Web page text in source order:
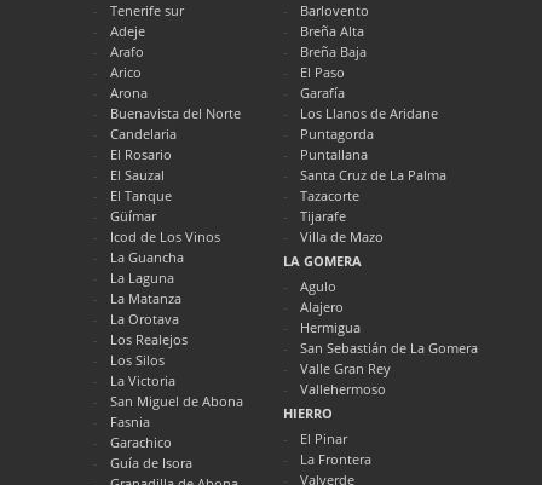
Tenerife sur
Adeje
Arafo
Arico
Arona
Buenavista del Norte
Candelaria
El Rosario
El Sauzal
El Tanque
Güímar
Icod de Los Vinos
La Guancha
La Laguna
La Matanza
La Orotava
Los Realejos
Los Silos
La Victoria
San Miguel de Abona
Fasnia
Garachico
Guía de Isora
Barlovento
Breña Alta
Breña Baja
El Paso
Garafía
Los Llanos de Aridane
Puntagorda
Puntallana
Santa Cruz de La Palma
Tazacorte
Tijarafe
Villa de Mazo
LA GOMERA
Agulo
Alajero
Hermigua
San Sebastián de La Gomera
Valle Gran Rey
Vallehermoso
HIERRO
El Pinar
La Frontera
Valverde